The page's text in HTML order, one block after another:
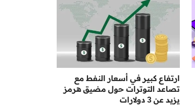
ارتفاع كبير في أسعار النفط مع
تصاعد التوترات حول مضيق هرمز
يزيد عن 3 دولارات